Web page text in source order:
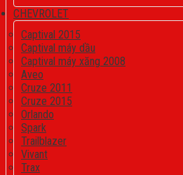
CHEVROLET
Captival 2015
Captival máy dầu
Captival máy xăng 2008
Aveo
Cruze 2011
Cruze 2015
Orlando
Spark
Trailblazer
Vivant
Trax